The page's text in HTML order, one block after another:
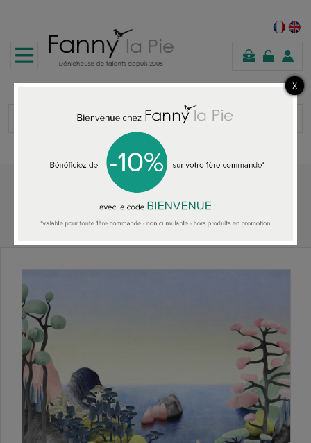
shopping
cart
HOME ACCESSORIES
Christian Lacroix Wallpaper It's Paradise Agate